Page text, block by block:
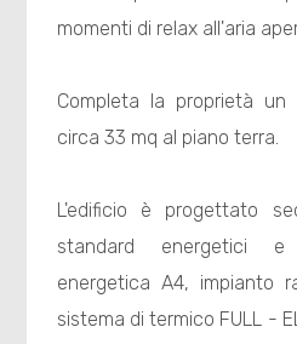
momenti di relax all'aria
Completa la proprietà
circa 33 mq al piano terra.
L'edificio è progettato
standard energetici
energetica A4, impianto
sistema di termico FULL -